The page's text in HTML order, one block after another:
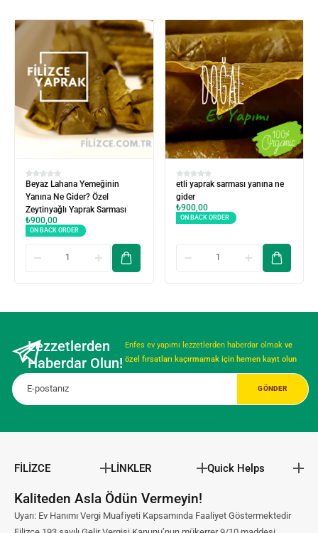
Beyaz Lahana Yemeğinin
Yanına Ne Gider? Özel
Zeytinyağlı Yaprak Sarması
₺900,00
ON BACK ORDER
etli yaprak sarması yanına ne
gider
₺900,00
ON BACK ORDER
Lezzetlerden
Haberdar Olun!
Enfes ev yapımı lezzetlerden haberdar olmak ve
özel fırsatları kaçırmamak için hemen kayıt olun
FİLİZCE LİNKLER Quick Helps
Kaliteden Asla Ödün Vermeyin!
Uyarı: Ev Hanımı Vergi Muafiyeti Kapsamında Faaliyet Göstermektedir